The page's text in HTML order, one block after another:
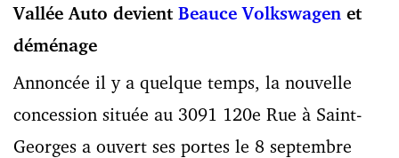
Vallée Auto devient Beauce Volkswagen et
déménage
Annoncée il y a quelque temps, la nouvelle
concession située au 3091 120e Rue à Saint-
Georges a ouvert ses portes le 8 septembre